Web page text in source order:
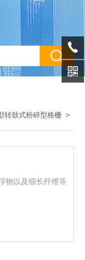
转鼓式粉碎型格栅 >
物以及细长纤维等